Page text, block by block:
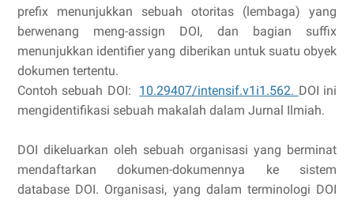
prefix menunjukkan sebuah otoritas (lembaga) yang
berwenang meng-assign DOI, dan bagian suffix
menunjukkan identifier yang diberikan untuk suatu obyek
dokumen tertentu.
Contoh sebuah DOI: 10.29407/intensif.v1i1.562. DOI ini
mengidentifikasi sebuah makalah dalam Jurnal Ilmiah.
DOI dikeluarkan oleh sebuah organisasi yang berminat
mendaftarkan dokumen-dokumennya ke sistem
database DOI. Organisasi, yang dalam terminologi DOI